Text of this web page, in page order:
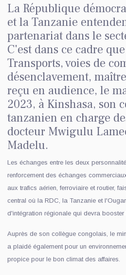
La République
et la Tanzanie
partenariat dans le
C'est dans ce cadre
Transports, voies de
désenclavement,
reçu en audience, le
2023, à Kinshasa, son
tanzanien en charge
docteur Mwigulu
Madelu.
Les échanges entre les deux
renforcement des échanges
aux trafics aérien, ferroviaire et routier,
central où la RDC, la Tanzanie et
d'intégration régionale qui devra booster
Auprès de son collègue congolais, le
a plaidé également pour un
propice pour le bon climat des affaires.